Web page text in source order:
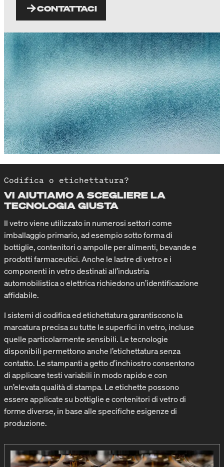
CONTATTACI
Codifica o etichettatura?
VI AIUTIAMO A SCEGLIERE LA
TECNOLOGIA GIUSTA
Il vetro viene utilizzato in numerosi settori come
imballaggio primario, ad esempio sotto forma di
bottiglie, contenitori o ampolle per alimenti, bevande e
prodotti farmaceutici. Anche le lastre di vetro e i
componenti in vetro destinati all’industria
automobilistica o elettrica richiedono un’identificazione
affidabile.
I sistemi di codifica ed etichettatura garantiscono la
marcatura precisa su tutte le superfici in vetro, incluse
quelle particolarmente sensibili. Le tecnologie
disponibili permettono anche l’etichettatura senza
contatto. Le stampanti a getto d’inchiostro consentono
di applicare testi variabili in modo rapido e con
un’elevata qualità di stampa. Le etichette possono
essere applicate su bottiglie e contenitori di vetro di
forme diverse, in base alle specifiche esigenze di
produzione.